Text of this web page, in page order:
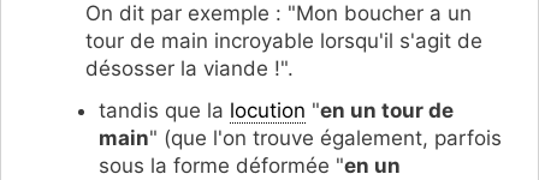
On dit par exemple : "Mon boucher a un
tour de main incroyable lorsqu'il s'agit de
désosser la viande !".
tandis que la locution "en un tour de
main" (que l'on trouve également, parfois
sous la forme déformée "en un